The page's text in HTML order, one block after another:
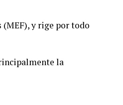
y rige por todo
la